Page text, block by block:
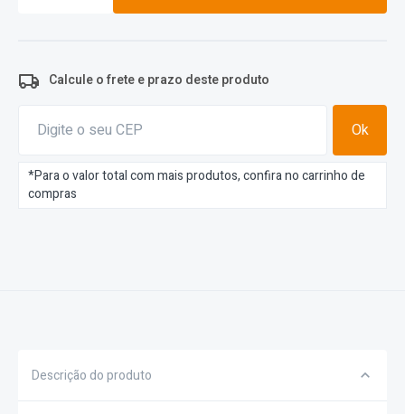
Calcule o frete e prazo deste produto
Ok
*Para o valor total com mais produtos, confira no carrinho de
compras
Descrição do produto